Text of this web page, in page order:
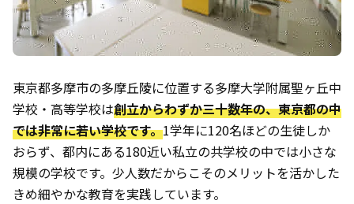
東京都多摩市の多摩丘陵に位置する多摩大学附属聖ヶ丘中
学校・高等学校は創立からわずか三十数年の、東京都の中
では非常に若い学校です。1学年に120名ほどの生徒しか
おらず、都内にある180近い私立の共学校の中では小さな
規模の学校です。少人数だからこそのメリットを活かした
きめ細やかな教育を実践しています。